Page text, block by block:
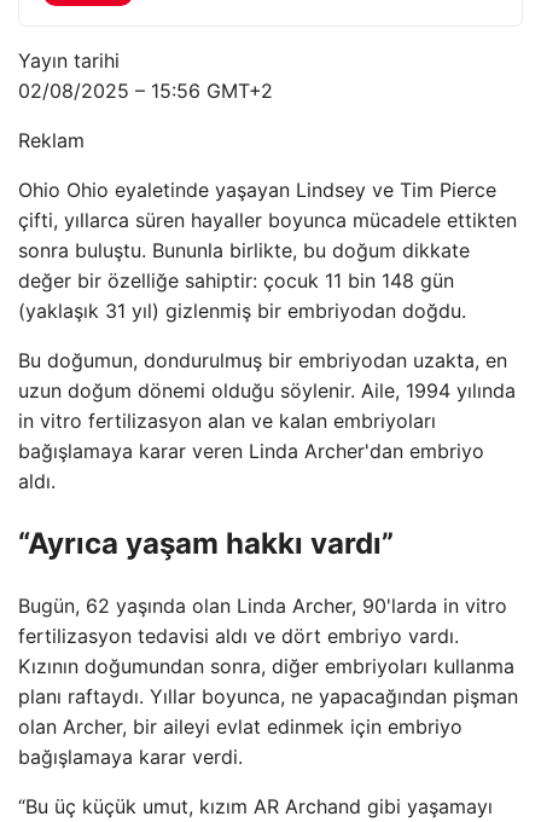
Yayın tarihi
02/08/2025 – 15:56 GMT+2
Reklam
Ohio Ohio eyaletinde yaşayan Lindsey ve Tim Pierce
çifti, yıllarca süren hayaller boyunca mücadele ettikten
sonra buluştu. Bununla birlikte, bu doğum dikkate
değer bir özelliğe sahiptir: çocuk 11 bin 148 gün
(yaklaşık 31 yıl) gizlenmiş bir embriyodan doğdu.
Bu doğumun, dondurulmuş bir embriyodan uzakta, en
uzun doğum dönemi olduğu söylenir. Aile, 1994 yılında
in vitro fertilizasyon alan ve kalan embriyoları
bağışlamaya karar veren Linda Archer'dan embriyo
aldı.
“Ayrıca yaşam hakkı vardı”
Bugün, 62 yaşında olan Linda Archer, 90'larda in vitro
fertilizasyon tedavisi aldı ve dört embriyo vardı.
Kızının doğumundan sonra, diğer embriyoları kullanma
planı raftaydı. Yıllar boyunca, ne yapacağından pişman
olan Archer, bir aileyi evlat edinmek için embriyo
bağışlamaya karar verdi.
“Bu üç küçük umut, kızım AR Archand gibi yaşamayı